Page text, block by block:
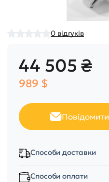
0 відгуків
44 505 ₴
989 $
Способи доставки
Способи оплати